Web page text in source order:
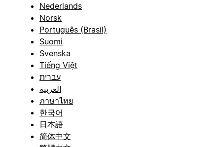
Nederlands
Norsk
Português (Brasil)
Suomi
Svenska
Tiếng Việt
עברית
العربية
ภาษาไทย
한국어
日本語
简体中文